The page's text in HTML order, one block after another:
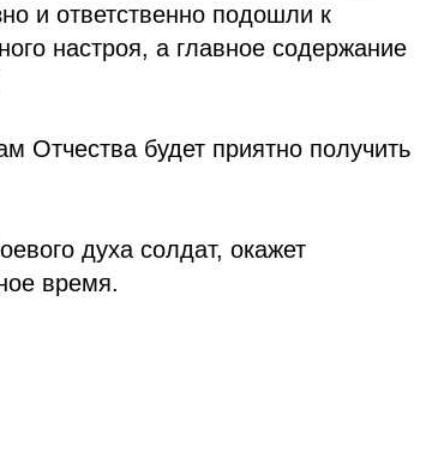
и ответственно подошли к
настроя, а главное содержание
Отчества будет приятно получить
духа солдат, окажет
время.